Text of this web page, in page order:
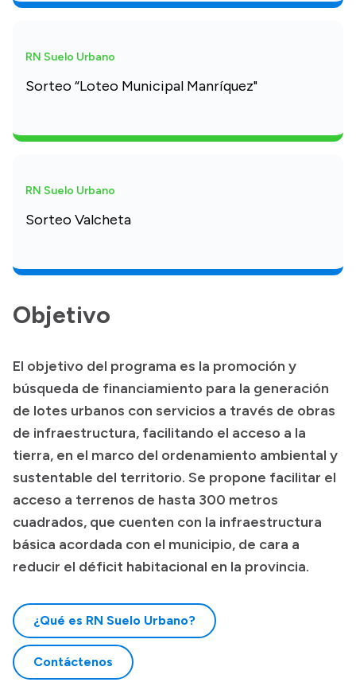
Sorteo “Loteo Municipal Manríquez"
RN Suelo Urbano
Sorteo Valcheta
RN Suelo Urbano
Objetivo
El objetivo del programa es la promoción y
búsqueda de financiamiento para la generación
de lotes urbanos con servicios a través de obras
de infraestructura, facilitando el acceso a la
tierra, en el marco del ordenamiento ambiental y
sustentable del territorio. Se propone facilitar el
acceso a terrenos de hasta 300 metros
cuadrados, que cuenten con la infraestructura
básica acordada con el municipio, de cara a
reducir el déficit habitacional en la provincia.
¿Qué es RN Suelo Urbano?
Contáctenos